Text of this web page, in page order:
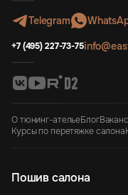
Telegram
+7 (495) 227-73-75
О тюнинг-ательеБлог
Курсы по перетяжке салона
Пошив салона